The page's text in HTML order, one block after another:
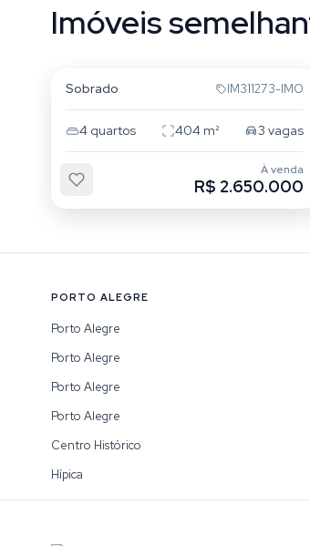
Imóveis
Sobrado IM311273-IMO
4 quartos 404 m² 3 vagas
À venda
R$ 2.650.000
PORTO ALEGRE
Porto Alegre
Porto Alegre
Porto Alegre
Porto Alegre
Centro Histórico
Hípica